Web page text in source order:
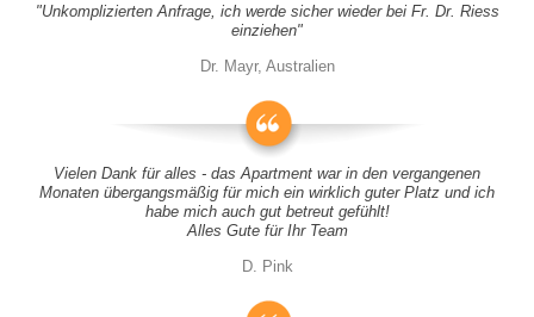
"Unkomplizierten Anfrage, ich werde sicher wieder bei Fr. Dr. Riess
einziehen"
Dr. Mayr, Australien
Vielen Dank für alles - das Apartment war in den vergangenen
Monaten übergangsmäßig für mich ein wirklich guter Platz und ich
habe mich auch gut betreut gefühlt!
Alles Gute für Ihr Team
D. Pink